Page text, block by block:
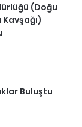
(Doğu
Buluştu